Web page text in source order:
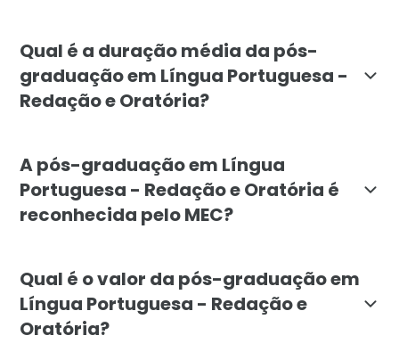
Qual é a duração média da pós-
graduação em Língua Portuguesa -
Redação e Oratória?
A pós-graduação em Língua
Portuguesa - Redação e Oratória é
reconhecida pelo MEC?
Qual é o valor da pós-graduação em
Língua Portuguesa - Redação e
Oratória?